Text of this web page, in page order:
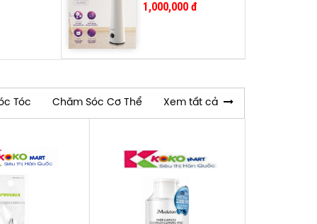
ẩm GUME GUH52
1,000,000 đ
Tóc Chăm Sóc Cơ Thể Xem tất cả